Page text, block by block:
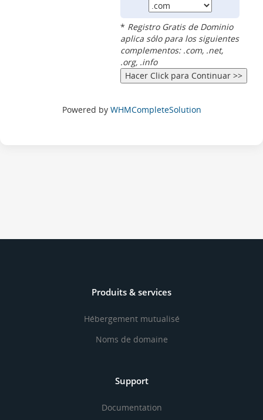
* Registro Gratis de Dominio
aplica sólo para los siguientes
complementos: .com, .net,
.org, .info
Powered by WHMCompleteSolution
Produits & services
Hébergement mutualisé
Noms de domaine
Support
Documentation